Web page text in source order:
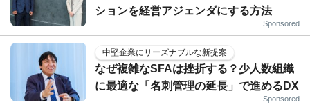
ションを経営アジェンダにする方法
Sponsored
中堅企業にリーズナブルな新提案
なぜ複雑なSFAは挫折する？少人数組織
に最適な「名刺管理の延長」で進めるDX
Sponsored